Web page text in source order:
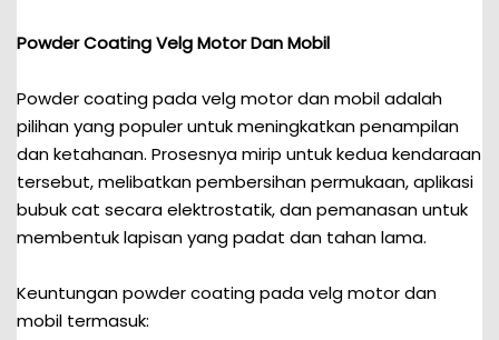
Powder Coating Velg Motor Dan Mobil
Powder coating pada velg motor dan mobil adalah
pilihan yang populer untuk meningkatkan penampilan
dan ketahanan. Prosesnya mirip untuk kedua kendaraan
tersebut, melibatkan pembersihan permukaan, aplikasi
bubuk cat secara elektrostatik, dan pemanasan untuk
membentuk lapisan yang padat dan tahan lama.
Keuntungan powder coating pada velg motor dan
mobil termasuk: